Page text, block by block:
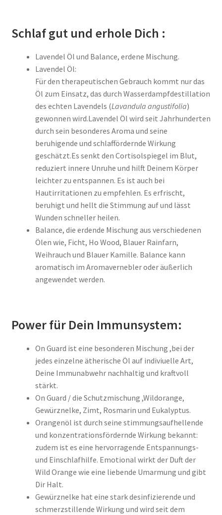
Schlaf gut und erhole Dich :
Lavendel Öl und Balance, erdene Mischung.
Lavendel Öl:
Für den therapeutischen Gebrauch kommt nur das
Öl zum Einsatz, das durch Wasserdampfdestillation
des echten Lavendels (Lavandula angustifolia)
gewonnen wird.Lavendel Öl wird seit Jahrhunderten
durch sein besonderes Aroma und seine
beruhigende und schlaffördernde Wirkung
geschätzt.Es senkt den Cortisolspiegel im Blut,
reduziert innere Unruhe und hilft Deinem Körper
leichter zu entspannen. Es ist auch bei
Hautirritationen zu empfehlen. Es erfrischt,
beruhigt und hellt die Stimmung auf und lässt
Wunden schneller heilen.
Balance, die erdende Mischung aus verschiedenen
Ölen wie, Ficht, Ho Wood, Blauer Rainfarn,
Weihrauch und Blauer Kamille. Balance kann
aromatisch im Aromavernebler oder äußerlich
angewendet werden.
Power für Dein Immunsystem:
On Guard ist eine besonderen Mischung ,bei der
jedes einzelne ätherische Öl auf indiviuelle Art,
Deine Immunabwehr nachhaltig und kraftvoll
stärkt.
On Guard / die Schutzmischung ,Wildorange,
Gewürznelke, Zimt, Rosmarin und Eukalyptus.
Orangenöl ist durch seine stimmungsaufhellende
und konzentrationsfördernde Wirkung bekannt:
zudem ist es eine hervorragende Entspannungs-
und Einschlafhilfe. Emotional wirkt der Duft der
Wild Orange wie eine liebende Umarmung und gibt
Dir Halt.
Gewürznelke hat eine stark desinfizierende und
schmerzstillende Wirkung und wird seit dem